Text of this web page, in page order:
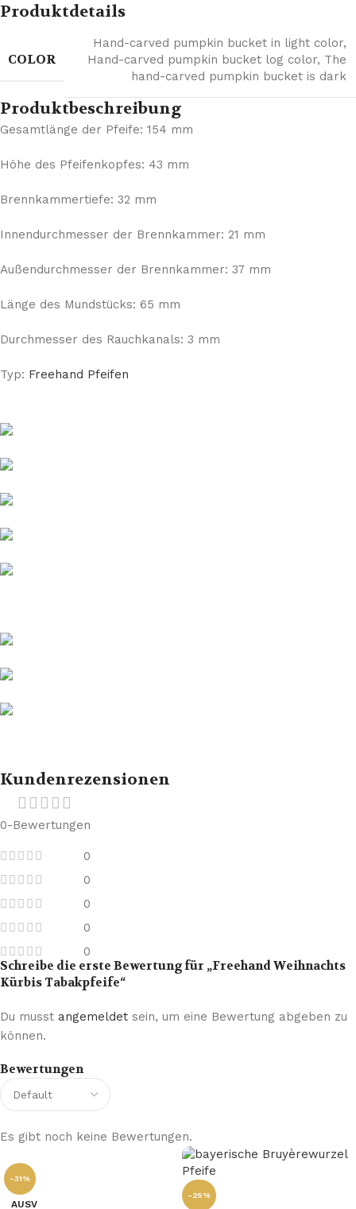
Produktdetails
COLOR
Hand-carved pumpkin bucket in light color,
Hand-carved pumpkin bucket log color, The
hand-carved pumpkin bucket is dark
Produktbeschreibung
Gesamtlänge der Pfeife: 154 mm
Höhe des Pfeifenkopfes: 43 mm
Brennkammertiefe: 32 mm
Innendurchmesser der Brennkammer: 21 mm
Außendurchmesser der Brennkammer: 37 mm
Länge des Mundstücks: 65 mm
Durchmesser des Rauchkanals: 3 mm
Typ: Freehand Pfeifen
Kundenrezensionen
0-Bewertungen
0
0
0
0
0
Bewertungen
Es gibt noch keine Bewertungen.
Schreibe die erste Bewertung für „Freehand Weihnachts
Kürbis Tabakpfeife“
Du musst angemeldet sein, um eine Bewertung abgeben zu
können.
-31%
AUSV
-25%